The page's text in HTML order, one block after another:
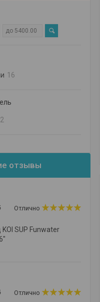
16
Отлично
SUP Funwater
Отлично